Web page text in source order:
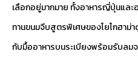
เลือกอยู่มากมาย ทั้งอาหารญี่ปุ่นและ
ทานขนมจีบสูตรพิเศษของโยโกฮาม่
กับมื้ออาหารบนระเบียงพร้อมรับลมจ